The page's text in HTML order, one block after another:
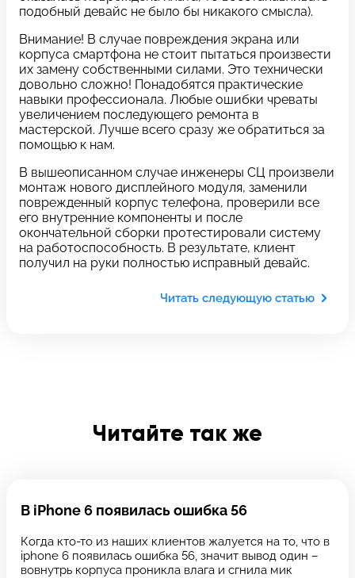
Режим работы:
Связаться с нами
подобный девайс не было бы никакого смысла).
Внимание! В случае повреждения экрана или
корпуса смартфона не стоит пытаться произвести
их замену собственными силами. Это технически
довольно сложно! Понадобятся практические
навыки профессионала. Любые ошибки чреваты
увеличением последующего ремонта в
мастерской. Лучше всего сразу же обратиться за
помощью к нам.
В вышеописанном случае инженеры СЦ произвели
монтаж нового дисплейного модуля, заменили
поврежденный корпус телефона, проверили все
его внутренние компоненты и после
окончательной сборки протестировали систему
на работоспособность. В результате, клиент
получил на руки полностью исправный девайс.
Читать следующую статью
Читайте так же
В iPhone 6 появилась ошибка 56
Когда кто-то из наших клиентов жалуется на то, что в
iphone 6 появилась ошибка 56, значит вывод один –
вовнутрь корпуса проникла влага и сгнила мик
Задать вопрос
Заполните форму обратной
связи и ждите звонка:
Оставьте свой
отзыв
Заполните все необходимые поля
Напишите свой отзыв